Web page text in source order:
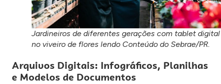
Jardineiros de diferentes gerações com tablet digital
no viveiro de flores lendo Conteúdo do Sebrae/PR.
Arquivos Digitais: Infográficos, Planilhas
e Modelos de Documentos